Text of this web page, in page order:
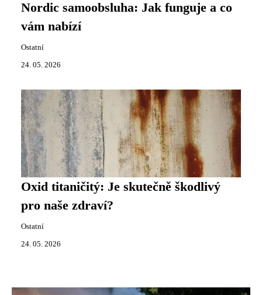
Nordic samoobsluha: Jak funguje a co
vám nabízí
Ostatní
24. 05. 2026
Oxid titaničitý: Je skutečně škodlivý
pro naše zdraví?
Ostatní
24. 05. 2026